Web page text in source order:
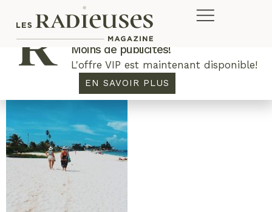
Plus de concours. Plus de rabais.
Moins de publicités!
L'offre VIP est maintenant disponible!
EN SAVOIR PLUS